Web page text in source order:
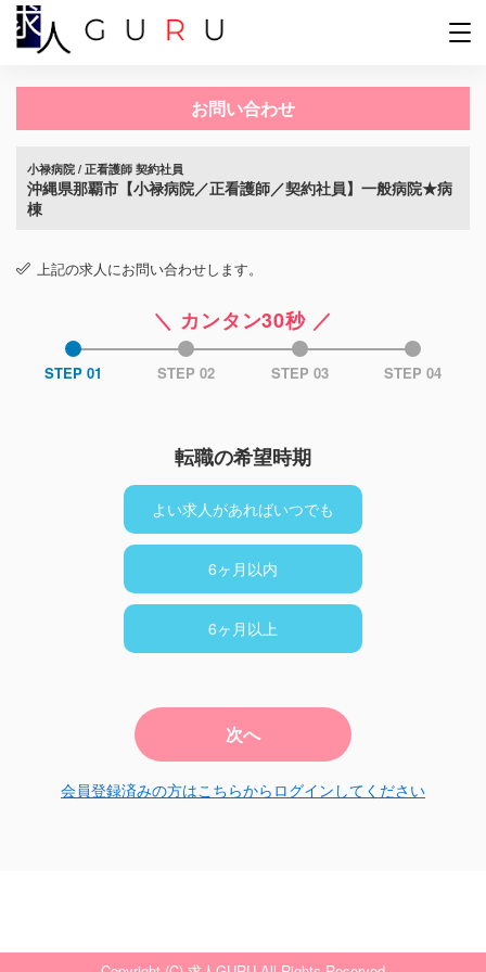
お問い合わせ
小禄病院 / 正看護師 契約社員
沖縄県那覇市【小禄病院／正看護師／契約社員】一般病院★病
棟
上記の求人にお問い合わせします。
＼ カンタン30秒 ／
STEP 01 STEP 02 STEP 03 STEP 04
転職の希望時期
よい求人があればいつでも
6ヶ月以内
6ヶ月以上
次へ
会員登録済みの方はこちらからログインしてください